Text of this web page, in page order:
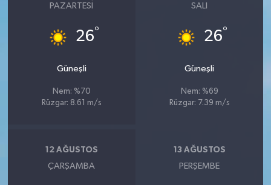
PAZARTESI
26°
Güneşli
Nem: %70
Rüzgar: 8.61 m/s
SALI
26°
Güneşli
Nem: %69
Rüzgar: 7.39 m/s
12 AĞUSTOS
ÇARŞAMBA
13 AĞUSTOS
PERŞEMBE